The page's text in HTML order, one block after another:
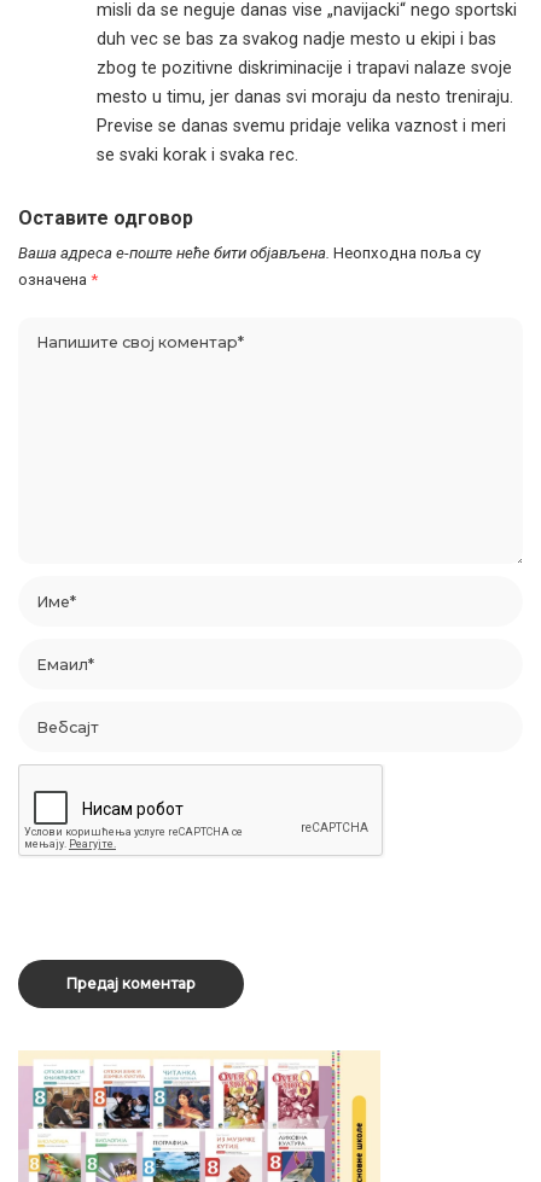
misli da se neguje danas vise „navijacki“ nego sportski
duh vec se bas za svakog nadje mesto u ekipi i bas
zbog te pozitivne diskriminacije i trapavi nalaze svoje
mesto u timu, jer danas svi moraju da nesto treniraju.
Previse se danas svemu pridaje velika vaznost i meri
se svaki korak i svaka rec.
Оставите одговор
Ваша адреса е-поште неће бити објављена. Неопходна поља су
означена *